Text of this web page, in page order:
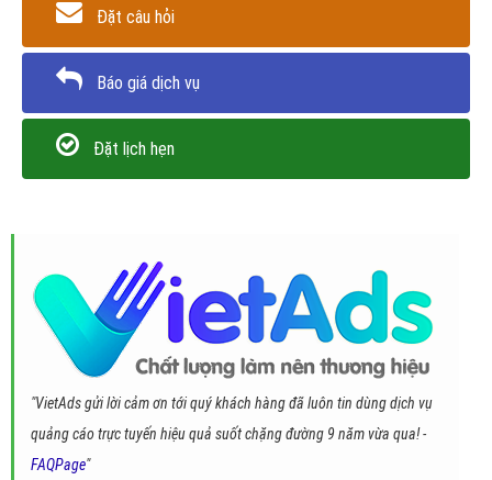
Đặt câu hỏi
Báo giá dịch vụ
Đặt lịch hẹn
"VietAds gửi lời cảm ơn tới quý khách hàng đã luôn tin dùng dịch vụ
quảng cáo trực tuyến hiệu quả suốt chặng đường 9 năm vừa qua! -
FAQPage"